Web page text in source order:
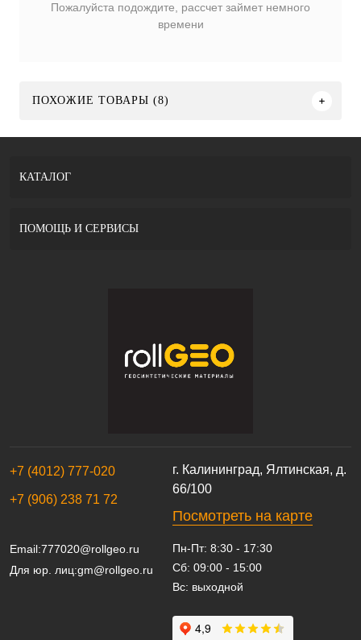
Пожалуйста подождите, рассчет займет немного
времени
ПОХОЖИЕ ТОВАРЫ (8)
г. Калининград, Ялтинская, д.
66/100
Посмотреть на карте
+7 (4012) 777-020
+7 (906) 238 71 72
Email:777020@rollgeo.ru
Для юр. лиц:gm@rollgeo.ru
Пн-Пт: 8:30 - 17:30
Сб: 09:00 - 15:00
Вс: выходной
КАТАЛОГ
ПОМОЩЬ И СЕРВИСЫ